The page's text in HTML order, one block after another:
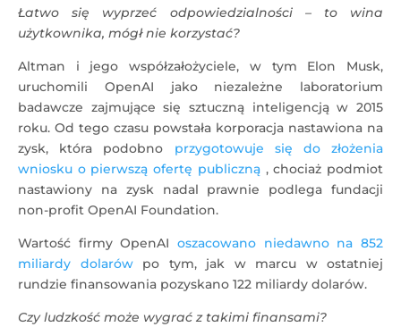
Łatwo się wyprzeć odpowiedzialności – to wina
użytkownika, mógł nie korzystać?
Altman i jego współzałożyciele, w tym Elon Musk,
uruchomili OpenAI jako niezależne laboratorium
badawcze zajmujące się sztuczną inteligencją w 2015
roku. Od tego czasu powstała korporacja nastawiona na
zysk, która podobno przygotowuje się do złożenia
wniosku o pierwszą ofertę publiczną, chociaż podmiot
nastawiony na zysk nadal prawnie podlega fundacji
non-profit OpenAI Foundation.
Wartość firmy OpenAI oszacowano niedawno na 852
miliardy dolarówpo tym, jak w marcu w ostatniej
rundzie finansowania pozyskano 122 miliardy dolarów.
Czy ludzkość może wygrać z takimi finansami?